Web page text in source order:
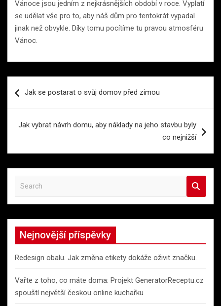
Vánoce jsou jedním z nejkrásnějších období v roce. Vyplatí
se udělat vše pro to, aby náš dům pro tentokrát vypadal
jinak než obvykle. Díky tomu pocítíme tu pravou atmosféru
Vánoc.
proJak se postarat o svůj domov před zimou
Jak vybrat návrh domu, aby náklady na jeho stavbu byly
co nejnižší
a
r
h
Nejnovější příspěvky
Redesign obalu. Jak změna etikety dokáže oživit značku.
Vařte z toho, co máte doma: Projekt GeneratorReceptu.cz
spouští největší českou online kuchařku